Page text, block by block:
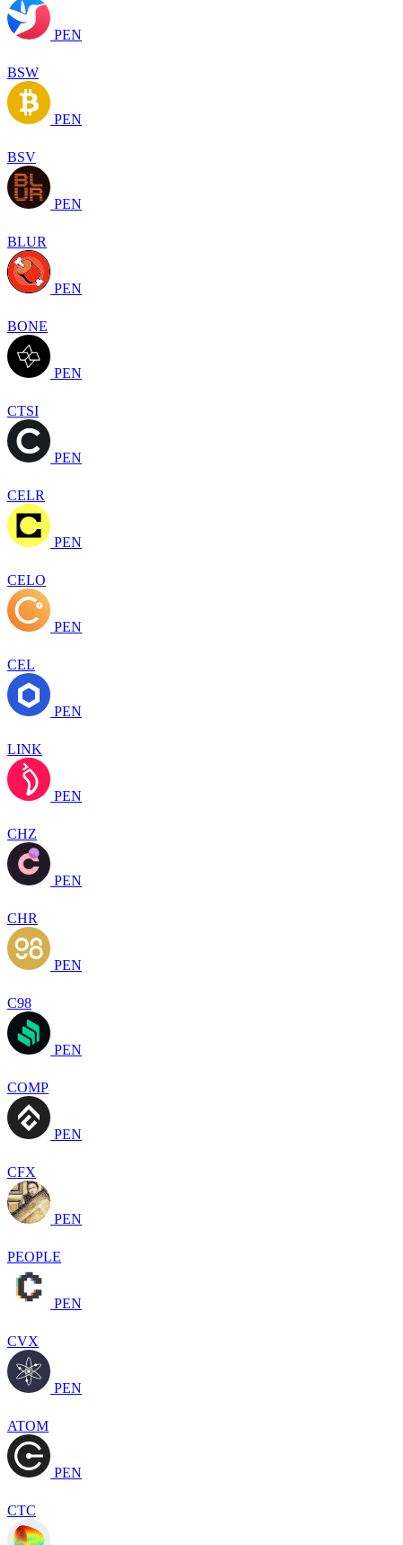
PEN
BSW
PEN
BSV
PEN
BLUR
PEN
BONE
PEN
CTSI
PEN
CELR
PEN
CELO
PEN
CEL
PEN
LINK
PEN
CHZ
PEN
CHR
PEN
C98
PEN
COMP
PEN
CFX
PEN
PEOPLE
PEN
CVX
PEN
ATOM
PEN
CTC